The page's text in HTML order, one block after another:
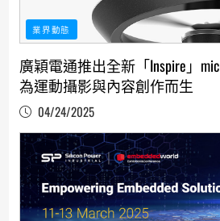
業界動態
廣穎電通推出全新「Inspire」
為運動攝影與內容創作而生
04/24/2025